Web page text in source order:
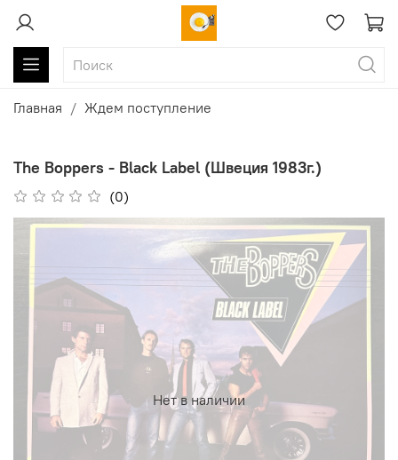
Главная Ждем поступление
The Boppers - Black Label (Швеция 1983г.)
(0)
Нет в наличии